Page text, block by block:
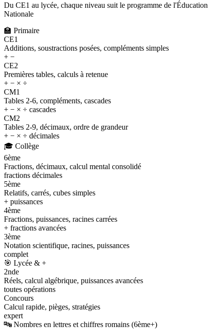
Du CE1 au lycée, chaque niveau suit le programme de l'Éducation
Nationale
🏫 Primaire
CE1
Additions, soustractions posées, compléments simples
+ −
CE2
Premières tables, calculs à retenue
+ − × ÷
CM1
Tables 2-6, compléments, cascades
+ − × ÷ cascades
CM2
Tables 2-9, décimaux, ordre de grandeur
+ − × ÷ décimales
🎓 Collège
6ème
Fractions, décimaux, calcul mental consolidé
fractions décimales
5ème
Relatifs, carrés, cubes simples
+ puissances
4ème
Fractions, puissances, racines carrées
+ fractions avancées
3ème
Notation scientifique, racines, puissances
complet
🎯 Lycée & +
2nde
Réels, calcul algébrique, puissances avancées
toutes opérations
Concours
Calcul rapide, pièges, stratégies
expert
🔤 Nombres en lettres et chiffres romains (6ème+)